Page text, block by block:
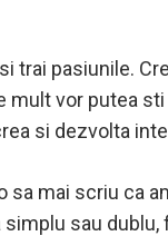
trai pasiunile.
vor putea sti
si dezvolta
sa mai scriu ca
sau